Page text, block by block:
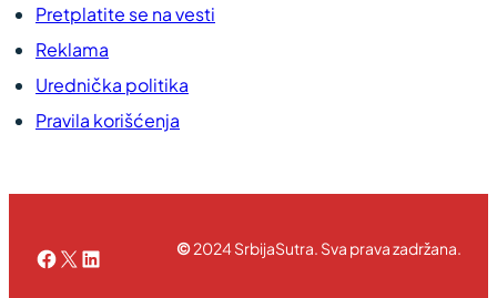
Pretplatite se na vesti
Reklama
Urednička politika
Pravila korišćenja
Facebook
X LinkedIn©2024 SrbijaSutra. Sva prava zadržana.